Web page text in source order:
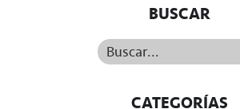
BUSCAR
Buscar...
CATEGORÍAS